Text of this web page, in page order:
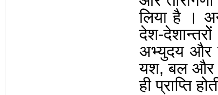
लिया है
।
देश-
अभ्युदय और
यश,बल और
ही प्राप्ति